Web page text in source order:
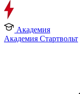
Академия
Академия Стартвольт